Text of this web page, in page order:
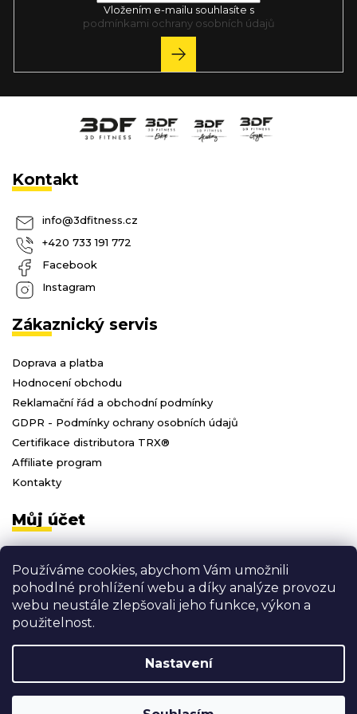
Používáme cookies, abychom Vám umožnili
pohodlné prohlížení webu a díky analýze provozu
webu neustále zlepšovali jeho funkce, výkon a
použitelnost.
Nastavení
Vložením e-mailu souhlasíte s
podmínkami ochrany osobních údajů
PŘIHLÁSIT
SE
Kontakt
info@3dfitness.cz
+420 733 191 772
Facebook
Instagram
Zákaznický servis
Doprava a platba
Hodnocení obchodu
Reklamační řád a obchodní podmínky
GDPR - Podmínky ochrany osobních údajů
Certifikace distributora TRX®
Affiliate program
Kontakty
Můj účet
Registrace
Moje objednávky
Odhlásit se
Vytvořil Shoptet
Copyright 20263D FITNESS. Všechna práva vyhrazena.